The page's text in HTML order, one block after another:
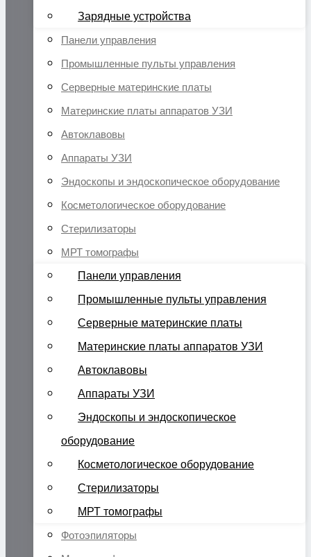
Зарядные устройства
Панели управления
Промышленные пульты управления
Серверные материнские платы
Материнские платы аппаратов УЗИ
Автоклавовы
Аппараты УЗИ
Эндоскопы и эндоскопическое оборудование
Косметологическое оборудование
Стерилизаторы
МРТ томографы
Панели управления
Промышленные пульты управления
Серверные материнские платы
Материнские платы аппаратов УЗИ
Автоклавовы
Аппараты УЗИ
Эндоскопы и эндоскопическое
оборудование
Косметологическое оборудование
Стерилизаторы
МРТ томографы
Фотоэпиляторы